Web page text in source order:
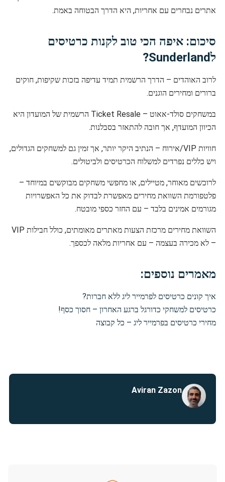
אתרים נבחרים עם אחריות, היא הדרך הבטוחה באמת.
סיכום: איפה הכי טוב לקנות כרטיסים
לSunderland?
לרוב האוהדים – הדרך הרשמית תמיד עדיפה בזכות שקיפות, חוקים
ברורים ומחירים הוגנים.
במשחקים סולד-אאוט – Ticket Resale הרשמית של המועדון היא
הכיוון המועדף, אך חובה להתאזר בסבלנות.
חוויות VIP/אירוח – הנתיב היקר יותר, אך זמין גם למשחקים הגדולים,
ויש כללים נפרדים למשלוח הכרטיסים ולביטולים.
לרוכשים מאוחר, מטיילים, או מחפשי משחקים מבוקשים במיוחד –
פלטפורמת השוואת מחירים מאפשרת לבדוק את כל האפשרויות
מגורמים אמינים בלבד – עם החזר כספי מובטח.
השוואת מחירים מרכזת הצעות מאתרים מאומתים, כולל חבילות VIP
– לא מכירה בעצמה – עם אחריות מלאה לכספך.
מאמרים נוספים:
איך קונים כרטיסים לפרמייר ליג ללא חברות?
כרטיסים למשחקי כדורגל ברגע האחרון – חסוך כסף!
מחירי כרטיסים בפרמייר ליג – כל קבוצה
Aviran Zazon